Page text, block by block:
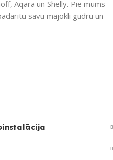
UZREIZ PIEEJAMAIS
Aqara un Shelly. Pie mums
savu mājokli gudru un